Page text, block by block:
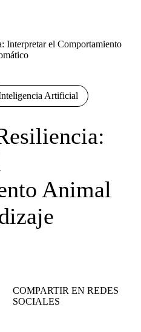
Interpretar el Comportamiento
Artificial
Animal
COMPARTIR EN REDES
SOCIALES